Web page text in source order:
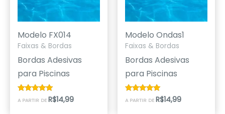
Modelo FX014
Faixas & Bordas
Bordas Adesivas
para Piscinas
Avaliação
A PARTIR DE R$14,99
Modelo Ondas1
Faixas & Bordas
Bordas Adesivas
para Piscinas
Avaliação
A PARTIR DE R$14,99